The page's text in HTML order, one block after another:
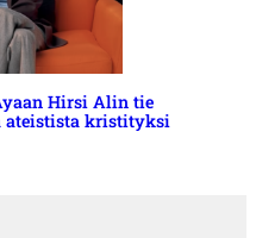
Hirsi Alin tie
kristityksi